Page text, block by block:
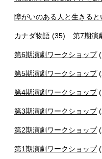
障がいのある人と生きると
カナダ物語 (35) 第7期演
第6期演劇ワークショップ
第5期演劇ワークショップ
第4期演劇ワークショップ
第3期演劇ワークショップ
第2期演劇ワークショップ
第1期演劇ワークショップ